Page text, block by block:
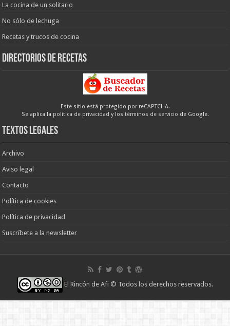
La cocina de un solitario
No sólo de lechuga
Recetas y trucos de cocina
Directorios de recetas
Este sitio está protegido por reCAPTCHA.
Se aplica la política de privacidad y los términos de servicio de Google.
Textos legales
Archivo
Aviso legal
Contacto
Política de cookies
Política de privacidad
Suscríbete a la newsletter
El Rincón de Afi © Todos los derechos reservados.